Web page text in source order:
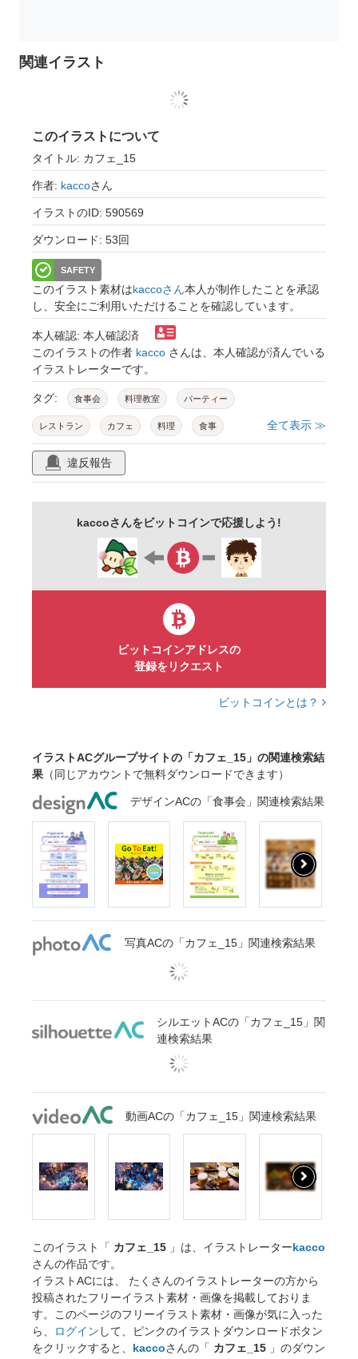
関連イラスト
このイラストについて
タイトル: カフェ_15
作者: kaccoさん
イラストのID: 590569
ダウンロード: 53回
SAFETY
このイラスト素材はkaccoさん本人が制作したことを承認
し、安全にご利用いただけることを確認しています。
本人確認: 本人確認済
このイラストの作者 kacco さんは、本人確認が済んでいる
イラストレーターです。
タグ: 食事会 料理教室 パーティー
レストラン カフェ 料理 食事
ティーカップ ファンタジー
カップ 食器 キッチン かわいい
全て表示 ≫
違反報告
kaccoさんをビットコインで応援しよう!
ビットコインアドレスの
登録をリクエスト
ビットコインとは？
イラストACグループサイトの「カフェ_15」の関連検索結
果 （同じアカウントで無料ダウンロードできます）
デザインACの「食事会」関連検索結果
写真ACの「カフェ_15」関連検索結果
シルエットACの「カフェ_15」関
連検索結果
動画ACの「カフェ_15」関連検索結果
このイラスト「 カフェ_15 」は、イラストレーターkacco
さんの作品です。
イラストACには、 たくさんのイラストレーターの方から
投稿されたフリーイラスト素材・画像を掲載しておりま
す。このページのフリーイラスト素材・画像が気に入った
ら、
ログイン して、ピンクのイラストダウンロードボタン
をクリックすると、 kaccoさんの「 カフェ_15 」のダウン